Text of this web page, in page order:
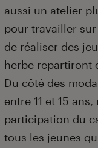
aussi un atelier
pour travailler
de réaliser des
herbe repartiront
Du côté des
entre 11 et 15
participation du
tous les jeunes